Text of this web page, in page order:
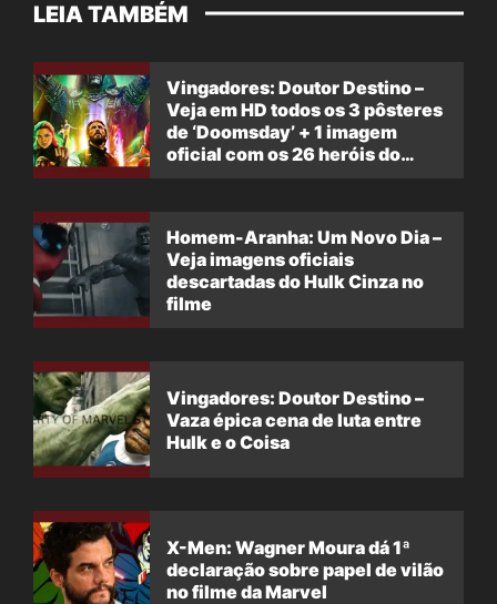
LEIA TAMBÉM
Vingadores: Doutor Destino –
Veja em HD todos os 3 pôsteres
de ‘Doomsday’ + 1 imagem
oficial com os 26 heróis do
Homem-Aranha: Um Novo Dia –
Veja imagens oficiais
descartadas do Hulk Cinza no
filme
Vingadores: Doutor Destino –
Vaza épica cena de luta entre
Hulk e o Coisa
X-Men: Wagner Moura dá 1ª
declaração sobre papel de vilão
no filme da Marvel